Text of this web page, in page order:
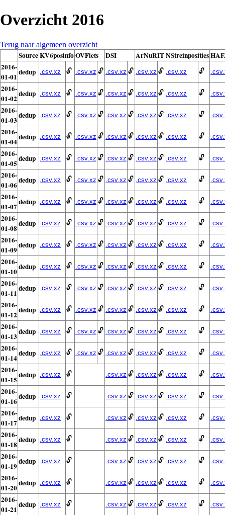
Overzicht 2016
Terug naar algemeen overzicht
SourceKV6posinfoOVFiets DSI ArNuRITNStreinposities
2016-
01-01 dedup .csv.xz 🔓 .csv.xz 🔓 .csv.xz 🔓 .csv.xz 🔓 .csv.xz 🔓
2016-
01-02dedup .csv.xz 🔓 .csv.xz 🔓 .csv.xz 🔓 .csv.xz 🔓 .csv.xz 🔓
2016-
01-03dedup .csv.xz 🔓 .csv.xz 🔓 .csv.xz 🔓 .csv.xz 🔓 .csv.xz 🔓
2016-
01-04dedup .csv.xz 🔓 .csv.xz 🔓 .csv.xz 🔓 .csv.xz 🔓 .csv.xz 🔓
2016-
01-05 dedup .csv.xz 🔓 .csv.xz 🔓 .csv.xz 🔓 .csv.xz 🔓 .csv.xz 🔓
2016-
01-06dedup .csv.xz 🔓 .csv.xz 🔓 .csv.xz 🔓 .csv.xz 🔓 .csv.xz 🔓
2016-
01-07dedup .csv.xz 🔓 .csv.xz 🔓 .csv.xz 🔓 .csv.xz 🔓 .csv.xz 🔓
2016-
01-08dedup .csv.xz 🔓 .csv.xz 🔓 .csv.xz 🔓 .csv.xz 🔓 .csv.xz 🔓
2016-
01-09dedup .csv.xz 🔓 .csv.xz 🔓 .csv.xz 🔓 .csv.xz 🔓 .csv.xz 🔓
2016-
01-10dedup .csv.xz 🔓 .csv.xz 🔓 .csv.xz 🔓 .csv.xz 🔓 .csv.xz 🔓
2016-
01-11 dedup .csv.xz 🔓 .csv.xz 🔓 .csv.xz 🔓 .csv.xz 🔓 .csv.xz 🔓
2016-
01-12dedup .csv.xz 🔓 .csv.xz 🔓 .csv.xz 🔓 .csv.xz 🔓 .csv.xz 🔓
2016-
01-13dedup .csv.xz 🔓 .csv.xz 🔓 .csv.xz 🔓 .csv.xz 🔓 .csv.xz 🔓
2016-
01-14dedup .csv.xz 🔓 .csv.xz 🔓 .csv.xz 🔓 .csv.xz 🔓 .csv.xz 🔓
2016-
01-15 dedup .csv.xz 🔓 .csv.xz 🔓 .csv.xz 🔓 .csv.xz 🔓
2016-
01-16dedup .csv.xz 🔓 .csv.xz 🔓 .csv.xz 🔓 .csv.xz 🔓
2016-
01-17dedup .csv.xz 🔓 .csv.xz 🔓 .csv.xz 🔓 .csv.xz 🔓
2016-
01-18dedup .csv.xz 🔓 .csv.xz 🔓 .csv.xz 🔓 .csv.xz 🔓
2016-
01-19dedup .csv.xz 🔓 .csv.xz 🔓 .csv.xz 🔓 .csv.xz 🔓
2016-
01-20dedup .csv.xz 🔓 .csv.xz 🔓 .csv.xz 🔓 .csv.xz 🔓
2016-
01-21 dedup .csv.xz 🔓 .csv.xz 🔓 .csv.xz 🔓 .csv.xz 🔓